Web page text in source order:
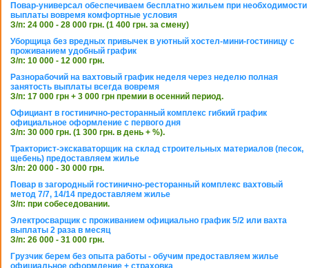
Повар-универсал обеспечиваем бесплатно жильем при необходимости
выплаты вовремя комфортные условия
З/п: 24 000 - 28 000 грн. (1 400 грн. за смену)
Уборщица без вредных привычек в уютный хостел-мини-гостиницу с
проживанием удобный график
З/п: 10 000 - 12 000 грн.
Разнорабочий на вахтовый график неделя через неделю полная
занятость выплаты всегда вовремя
З/п: 17 000 грн + 3 000 грн премии в осенний период.
Официант в гостинично-ресторанный комплекс гибкий график
официальное оформление с первого дня
З/п: 30 000 грн. (1 300 грн. в день + %).
Тракторист-экскаваторщик на склад строительных материалов (песок,
щебень) предоставляем жилье
З/п: 20 000 - 30 000 грн.
Повар в загородный гостинично-ресторанный комплекс вахтовый
метод 7/7, 14/14 предоставляем жилье
З/п: при собеседовании.
Электросварщик с проживанием официально график 5/2 или вахта
выплаты 2 раза в месяц
З/п: 26 000 - 31 000 грн.
Грузчик берем без опыта работы - обучим предоставляем жилье